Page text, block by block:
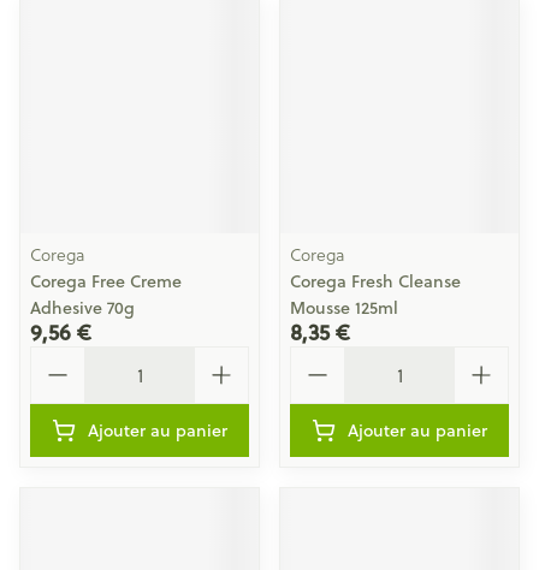
Corega
Corega Free Creme
Adhesive 70g
9,56 €
Ajouter au panier
Corega
Corega Fresh Cleanse
Mousse 125ml
8,35 €
Ajouter au panier